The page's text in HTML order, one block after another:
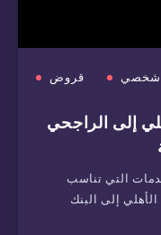
قروض
إلى الراجحي
التي تناسب
إلى البنك